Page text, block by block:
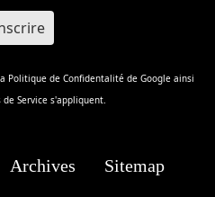
Politique de Confidentalité de Google ainsi
Service s'appliquent.
Archives
Sitemap